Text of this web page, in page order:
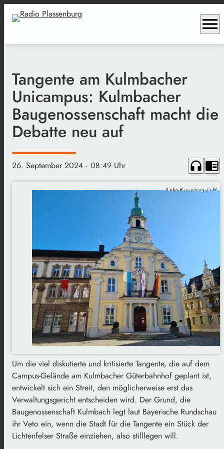
menu
Tangente am Kulmbacher
Unicampus: Kulmbacher
Baugenossenschaft macht die
Debatte neu auf
26. September 2024 · 08:49 Uhr headphones chrome_reader_mode
Radio Plassenburg / NP
Um die viel diskutierte und kritisierte Tangente, die auf dem
Campus-Gelände am Kulmbacher Güterbahnhof geplant ist,
entwickelt sich ein Streit, den möglicherweise erst das
Verwaltungsgericht entscheiden wird. Der Grund, die
Baugenossenschaft Kulmbach legt laut Bayerische Rundschau
ihr Veto ein, wenn die Stadt für die Tangente ein Stück der
Lichtenfelser Straße einziehen, also stilllegen will.